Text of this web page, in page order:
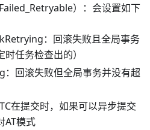
）：会设置如下
：回滚失败且全局事务
任务检查出的）
回滚失败但全局事务并没有超
在提交时，如果可以异步提交
AT模式